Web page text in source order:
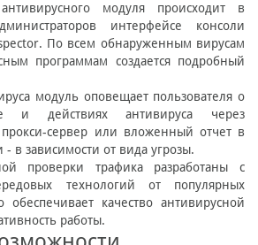
модуля происходит в
интерфейсе консоли
По всем обнаруженным вирусам
программам создается подробный
модуль оповещает пользователя о
и действиях антивируса через
прокси-сервер или вложенный отчет в
в зависимости от вида угрозы.
проверки трафика разработаны с
технологий от популярных
обеспечивает качество антивирусной
работы.